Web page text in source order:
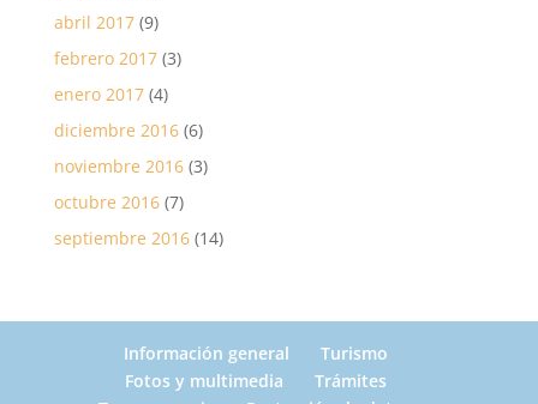
abril 2017(9)
febrero 2017(3)
enero 2017(4)
diciembre 2016(6)
noviembre 2016(3)
octubre 2016(7)
septiembre 2016(14)
Información general
Turismo
Fotos y multimedia
Trámites